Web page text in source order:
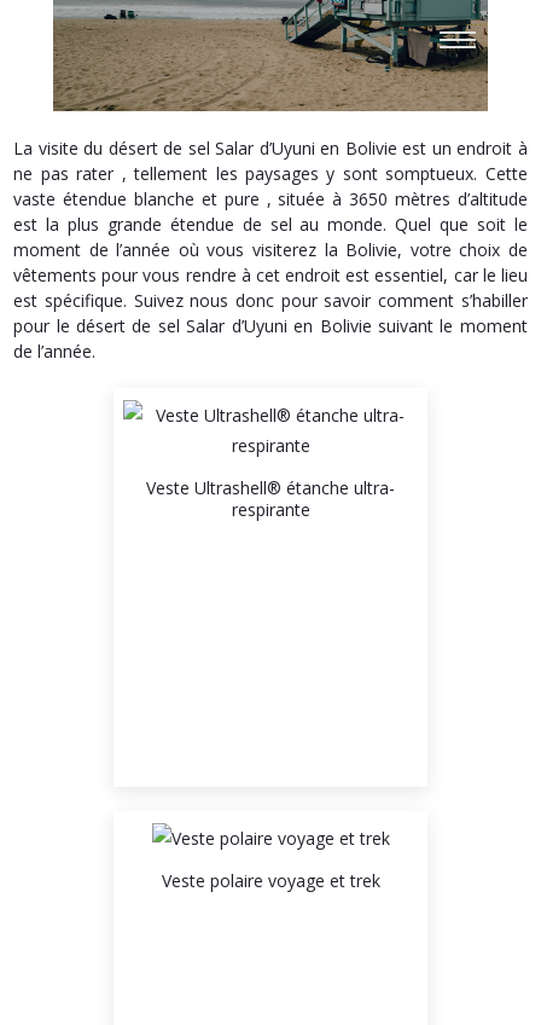
La visite du désert de sel Salar d’Uyuni en Bolivie est un endroit à
ne pas rater , tellement les paysages y sont somptueux. Cette
vaste étendue blanche et pure , située à 3650 mètres d’altitude
est la plus grande étendue de sel au monde. Quel que soit le
moment de l’année où vous visiterez la Bolivie, votre choix de
vêtements pour vous rendre à cet endroit est essentiel, car le lieu
est spécifique. Suivez nous donc pour savoir comment s’habiller
pour le désert de sel Salar d’Uyuni en Bolivie suivant le moment
de l’année.
Veste Ultrashell® étanche ultra-
respirante
Veste polaire voyage et trek